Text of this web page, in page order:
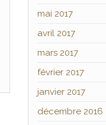
mai 2017
avril 2017
mars 2017
février 2017
janvier 2017
décembre 2016